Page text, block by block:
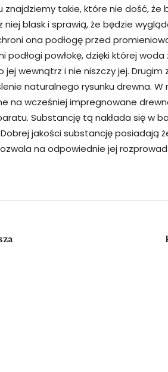
takie, które nie dość, że
blask i sprawią, że będzie
ona podłogę przed
powłokę, dzięki której
jej wewnątrz i nie niszczy jej.
naturalnego rysunku drewna.
na wcześniej impregnowane
Substancję tą nakłada się w
jakości substancję posiadają
na odpowiednie jej